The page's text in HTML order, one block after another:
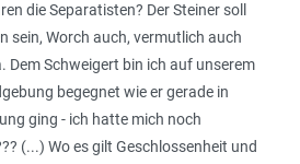
die Separatisten? Der Steiner soll
sein, Worch auch, vermutlich auch
Dem Schweigert bin ich auf unserem
begegnet wie er gerade in
ging - ich hatte mich noch
(...) Wo es gilt Geschlossenheit und